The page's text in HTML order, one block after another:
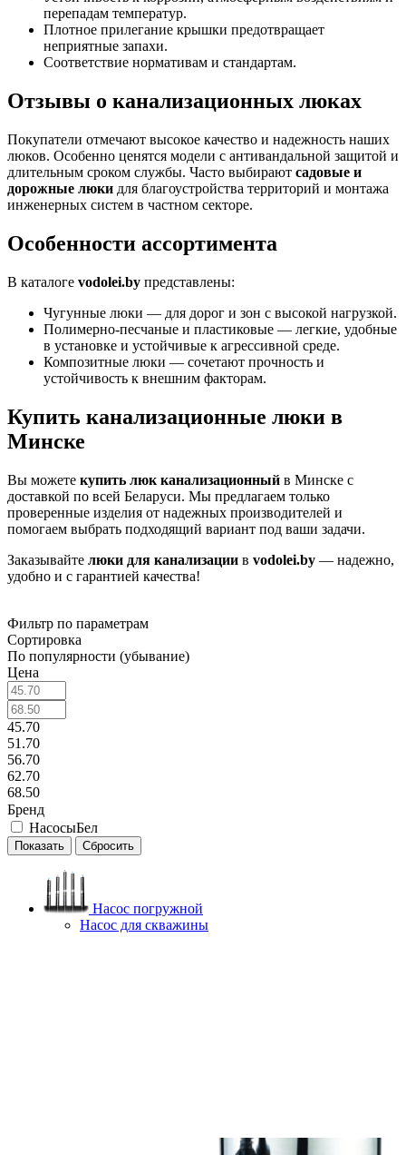
перепадам температур.
Плотное прилегание крышки предотвращает
неприятные запахи.
Соответствие нормативам и стандартам.
Отзывы о канализационных люках
Покупатели отмечают высокое качество и надежность наших
люков. Особенно ценятся модели с антивандальной защитой и
длительным сроком службы. Часто выбирают садовые и
дорожные люки для благоустройства территорий и монтажа
инженерных систем в частном секторе.
Особенности ассортимента
В каталоге vodolei.by представлены:
Чугунные люки — для дорог и зон с высокой нагрузкой.
Полимерно-песчаные и пластиковые — легкие, удобные
в установке и устойчивые к агрессивной среде.
Композитные люки — сочетают прочность и
устойчивость к внешним факторам.
Купить канализационные люки в
Минске
Вы можете купить люк канализационный в Минске с
доставкой по всей Беларуси. Мы предлагаем только
проверенные изделия от надежных производителей и
помогаем выбрать подходящий вариант под ваши задачи.
Заказывайте люки для канализации в vodolei.by — надежно,
удобно и с гарантией качества!
Фильтр по параметрам
Сортировка
По популярности (убывание)
Цена
45.70
51.70
56.70
62.70
68.50
Бренд
НасосыБел
Сбросить
Насос погружной
Насос для скважины